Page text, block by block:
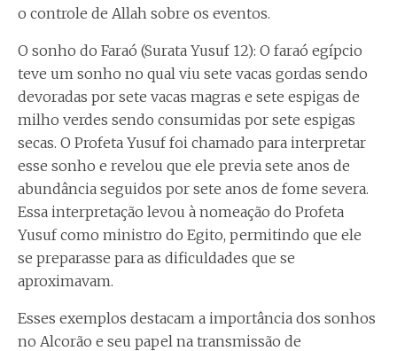
o controle de Allah sobre os eventos.
O sonho do Faraó (Surata Yusuf 12): O faraó egípcio
teve um sonho no qual viu sete vacas gordas sendo
devoradas por sete vacas magras e sete espigas de
milho verdes sendo consumidas por sete espigas
secas. O Profeta Yusuf foi chamado para interpretar
esse sonho e revelou que ele previa sete anos de
abundância seguidos por sete anos de fome severa.
Essa interpretação levou à nomeação do Profeta
Yusuf como ministro do Egito, permitindo que ele
se preparasse para as dificuldades que se
aproximavam.
Esses exemplos destacam a importância dos sonhos
no Alcorão e seu papel na transmissão de